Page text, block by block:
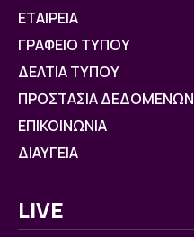
ΕΤΑΙΡΕΙΑ
ΓΡΑΦΕΙΟ ΤΥΠΟΥ
ΔΕΛΤΙΑ ΤΥΠΟΥ
ΠΡΟΣΤΑΣΙΑ ΔΕΔΟΜΕΝΩΝ
ΕΠΙΚΟΙΝΩΝΙΑ
ΔΙΑΥΓΕΙΑ
LIVE